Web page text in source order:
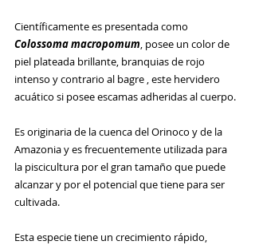
Científicamente es presentada como
Colossoma macropomum, posee un color de
piel plateada brillante, branquias de rojo
intenso y contrario al bagre , este hervidero
acuático si posee escamas adheridas al cuerpo.
Es originaria de la cuenca del Orinoco y de la
Amazonia y es frecuentemente utilizada para
la piscicultura por el gran tamaño que puede
alcanzar y por el potencial que tiene para ser
cultivada.
Esta especie tiene un crecimiento rápido,